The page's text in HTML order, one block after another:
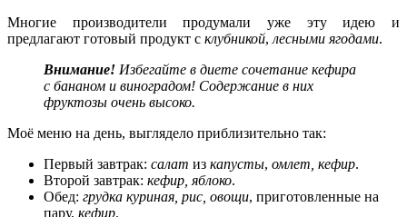
Многие производители продумали уже эту идею и
предлагают готовый продукт с клубникой, лесными ягодами.
Внимание! Избегайте в диете сочетание кефира
с бананом и виноградом! Содержание в них
фруктозы очень высоко.
Моё меню на день, выглядело приблизительно так:
Первый завтрак: салат из капусты, омлет, кефир.
Второй завтрак: кефир, яблоко.
Обед: грудка куриная, рис, овощи, приготовленные на
пару, кефир.